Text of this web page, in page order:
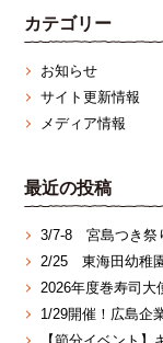
カテゴリー
お知らせ
サイト更新情報
メディア情報
最近の投稿
3/7‐8 宮島つき祭
2/25 東海田幼稚
2026年度巻寿司
1/29開催！広島企